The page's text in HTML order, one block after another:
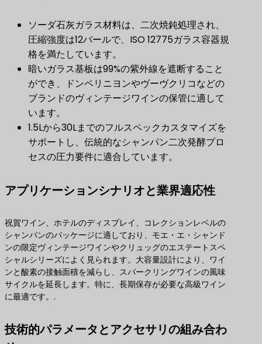
ソーダ石灰ガラス材料は、二次焼鈍処理され、
圧縮強度は12バールで、ISO 12775ガラス容器規
格を満たしています。
暗いガラス基板は99%の紫外線を遮断すること
ができ、ドンペリニヨンやヴーヴクリコなどの
ブランドのヴィンテージワインの保管に適して
います。
1.5Lから30Lまでのフルスペックカスタマイズを
サポートし、伝統的なシャンパン二次発酵プロ
セスの圧力要件に適合しています。
アプリケーションシナリオと業界適応性
祝賀ワイン、ホテルのディスプレイ、コレクションレベルの
シャンパンのパッケージに適しており、モエ・エ・シャンド
ンの限定ヴィンテージワインやクリュッグのエステートスペ
シャルシリーズによく見られます。大容量設計により、ワイ
ンと酸素の接触面積を減らし、スパークリングワインの風味
サイクルを延長します。特に、長期保存が必要な高級ワイン
に最適です。.
技術的パラメータとアクセサリの組み合わ